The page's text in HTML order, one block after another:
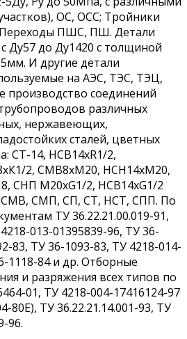
ОС, ОСС; Тройники
ПШС, ПШ. Детали
Ду57 до Ду1420 с толщиной
И другие детали
на АЭС, ТЭС, ТЭЦ,
производство соединений
различных
нержавеющих,
сталей, цветных
СТ-14, НСВ14хR1/2,
2, СМВ8хМ20, НСН14хМ20,
СНП М20хG1/2, НСВ14хG1/2
СМП, СП, СТ, НСТ, СПП. По
ТУ 36.22.21.00.019-91,
013-01395839-96, ТУ 36-
83, ТУ 36-1093-83, ТУ 4218-014-
1118-84 и др. Отборные
и разряжения всех типов по
01, ТУ 4218-004-17416124-97
80Е), ТУ 36.22.21.14.001-93, ТУ
96.